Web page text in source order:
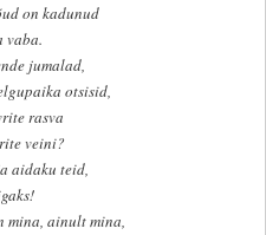
on kadunud
vaba.
jumalad,
otsisid,
rasva
veini?
aidaku teid,
mina, ainult mina,